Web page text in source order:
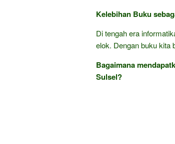
Kelebihan Buku
Di tengah era
elok. Dengan buku kita
Bagaimana
Sulsel?